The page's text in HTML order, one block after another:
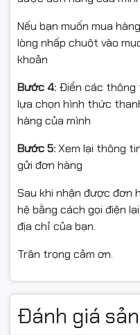
---
Thông số
Mã hộp mực
Nếu bạn muốn mua
lòng nhấp chuột vào
khoản
Bước 4: Điền các thông
lựa chọn hình thức
hàng của mình
Bước 5:Xem lại thông
gửi đơn hàng
Sau khi nhận được đơn
hệ bằng cách gọi điện
địa chỉ của bạn.
Trân trọng cảm ơn.
Đánh giá